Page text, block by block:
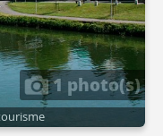
1 photo(s)